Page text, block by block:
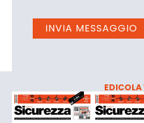
EDICOLA